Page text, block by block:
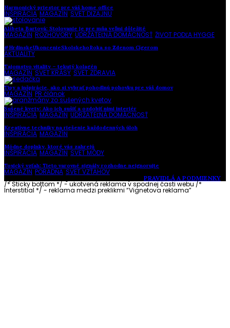
Harmonický priestor pre váš home office
INŠPIRÁCIA MAGAZÍN SVET DIZAJNU
Alžbeta Bartová: Stolovanie je pre mňa veľmi dôležité
MAGAZÍN ROZHOVORY UDRŽATEĽNÁ DOMÁCNOSŤ ŽIVOT PODĽA HYGGE
#HrdinskeUkoncenieSkolskehoRoka so Zdenom Cígerom
AKTUALITY
Tajomstvo vitality – tekutý kolagén
MAGAZÍN SVET KRÁSY SVET ZDRAVIA
Tipy a inšpirácie, ako si vybrať pohodlnú pohovku pre váš domov
MAGAZÍN PR článok
Sušené kvety: Ako ich sušiť a ozdobiť nimi interiér
INŠPIRÁCIA MAGAZÍN UDRŽATEĽNÁ DOMÁCNOSŤ
Kreatívne techniky na riešenie každodenných úloh
INŠPIRÁCIA MAGAZÍN
Módne doplnky, ktoré vás zahrejú
INŠPIRÁCIA MAGAZÍN SVET MÓDY
Toxický vzťah: Tieto varovné signály rozhodne neignorujte
MAGAZÍN PORADŇA SVET VZŤAHOV
PRAVIDLÁ A PODMIENKY
/* Sticky bottom */ - ukotvená reklama v spodnej časti webu/*
Interstitial */ - reklama medzi preklikmi “Vignetova reklama”